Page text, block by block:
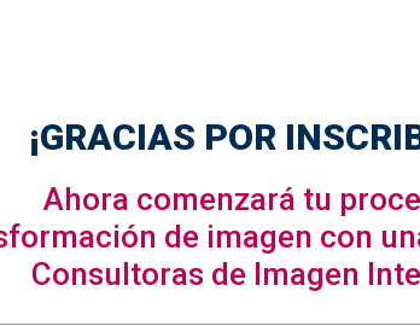
¡GRACIAS POR
Ahora comenzará tu
de imagen con
Consultoras de Imagen